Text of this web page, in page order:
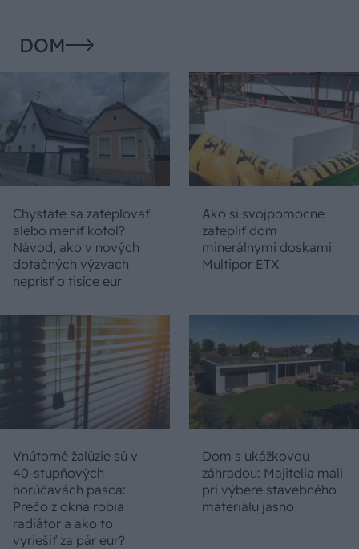
DOM
Chystáte sa zatepľovať
alebo meniť kotol?
Návod, ako v nových
dotačných výzvach
neprísť o tisíce eur
Ako si svojpomocne
zatepliť dom
minerálnymi doskami
Multipor ETX
Vnútorné žalúzie sú v
40-stupňových
horúčavách pasca:
Prečo z okna robia
radiátor a ako to
vyriešiť za pár eur?
Dom s ukážkovou
záhradou: Majitelia mali
pri výbere stavebného
materiálu jasno